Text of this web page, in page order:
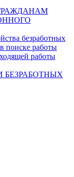
безработных
поиске работы
работы
БЕЗРАБОТНЫХ